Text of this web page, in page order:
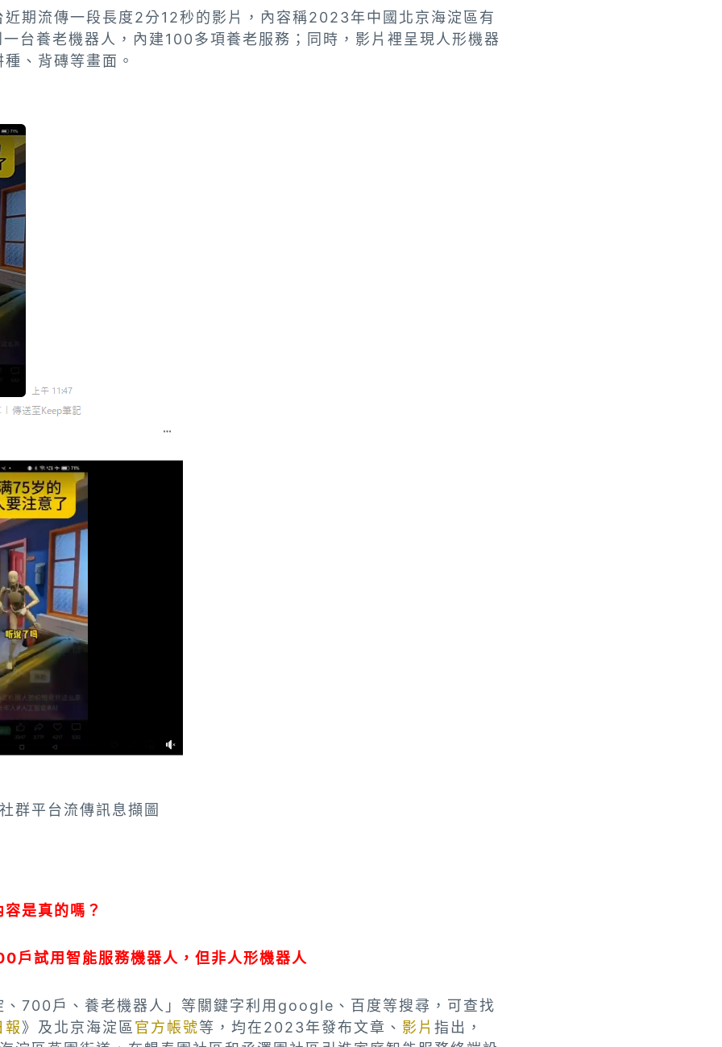
近期流傳一段長度2分12秒的影片，內容稱2023年中國北京海淀區有
台養老機器人，內建100多項養老服務；同時，影片裡呈現人形機器
、背磚等畫面。
群平台流傳訊息擷圖
是真的嗎？
戶試用智能服務機器人，但非人形機器人
、700戶、養老機器人」等關鍵字利用google、百度等搜尋，可查找
報》及北京海淀區官方帳號等，均在2023年發布文章、 影片 指出，